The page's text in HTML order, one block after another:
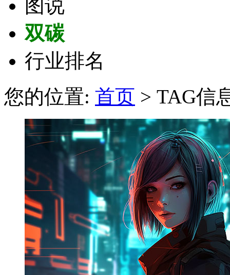
图说
双碳
行业排名
您的位置: 首页 > TAG信